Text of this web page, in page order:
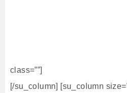
class=””]
[/su_column] [su_column